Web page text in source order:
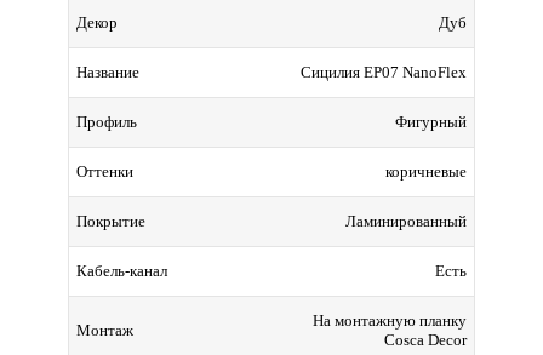
Декор Дуб
Название Сицилия EP07 NanoFlex
Профиль Фигурный
Оттенки коричневые
Покрытие Ламинированный
Кабель-канал Есть
Монтаж
На монтажную планку
Cosca Decor